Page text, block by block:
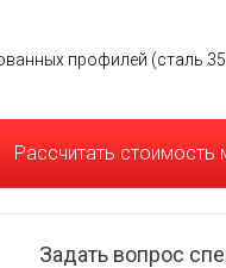
профилей (сталь
Рассчитать стоимость
Задать вопрос